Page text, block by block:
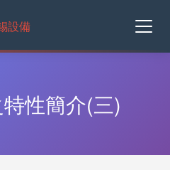
設備
性簡介(三)